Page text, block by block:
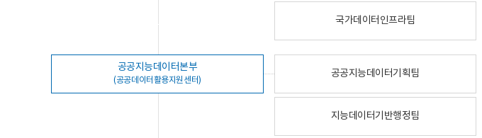
국가데이터인프라팀
공공지능데이터본부
(공공데이터활용지원센터)
공공지능데이터기획팀
지능데이터기반행정팀